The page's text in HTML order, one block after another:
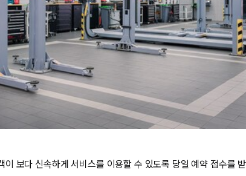
이 보다 신속하게 서비스를 이용할 수 있도록 당일 예약 접수를